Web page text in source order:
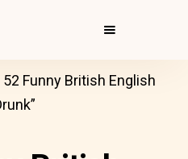
52 Funny British English